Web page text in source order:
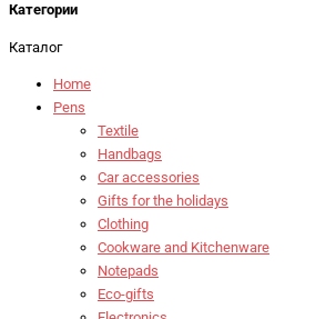
Категории
Каталог
Home
Pens
Textile
Handbags
Car accessories
Gifts for the holidays
Clothing
Cookware and Kitchenware
Notepads
Eco-gifts